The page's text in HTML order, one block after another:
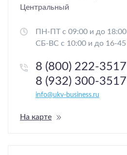
Центральный
На карте
ПН-ПТ с 09:00 и до 18:00
СБ-ВС с 10:00 и до 16-45
8 (800) 222-3517
8 (932) 300-3517
info@ukv-business.ru